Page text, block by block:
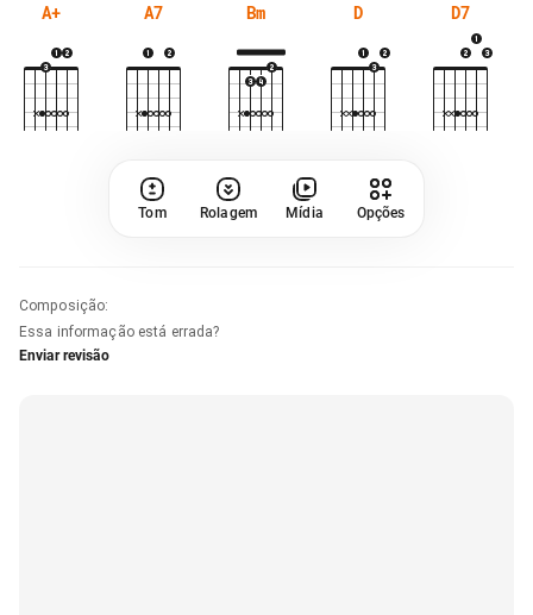
A+ A7 Bm D D7
Tom Rolagem Mídia Opções
Composição:
Essa informação está errada?
Enviar revisão